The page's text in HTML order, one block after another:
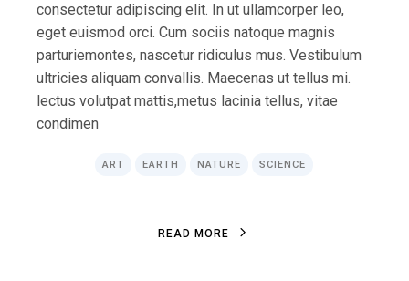
consectetur adipiscing elit. In ut ullamcorper leo,
eget euismod orci. Cum sociis natoque magnis
parturiemontes, nascetur ridiculus mus. Vestibulum
ultricies aliquam convallis. Maecenas ut tellus mi.
lectus volutpat mattis,metus lacinia tellus, vitae
condimen
ART EARTH NATURE SCIENCE
READ MORE